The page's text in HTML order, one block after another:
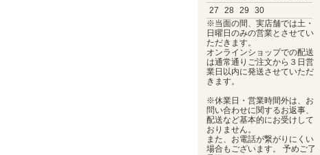
27
28 29
30
※当面の間、実店舗では土・
日曜日のみの営業とさせてい
ただきます。
オンラインショップでの配送
は通常通りご注文から３日営
業日以内に発送させていただ
きます。
※休業日・営業時間外は、お
問い合わせに関するお返事、
配送など基本的にお受けして
おりません。
また、お電話が繋がりにくい
場合もございます。 予めご了